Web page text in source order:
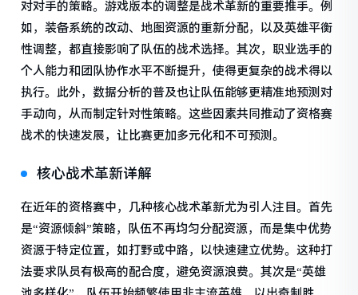
对对手的策略。游戏版本的调整是战术革新的重要推手。例
如，装备系统的改动、地图资源的重新分配，以及英雄平衡
性调整，都直接影响了队伍的战术选择。其次，职业选手的
个人能力和团队协作水平不断提升，使得更复杂的战术得以
执行。此外，数据分析的普及也让队伍能够更精准地预测对
手动向，从而制定针对性策略。这些因素共同推动了资格赛
战术的快速发展，让比赛更加多元化和不可预测。
核心战术革新详解
在近年的资格赛中，几种核心战术革新尤为引人注目。首先
是“资源倾斜”策略，队伍不再均匀分配资源，而是集中优势
资源于特定位置，如打野或中路，以快速建立优势。这种打
法要求队员有极高的配合度，避免资源浪费。其次是“英雄